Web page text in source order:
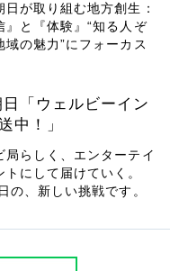
日が取り組む地方創生：
』と『体験』“知る人ぞ
域の魅力”にフォーカス
日「ウェルビーイン
中！」
局らしく、エンターテイ
トにして届けていく。
の、新しい挑戦です。